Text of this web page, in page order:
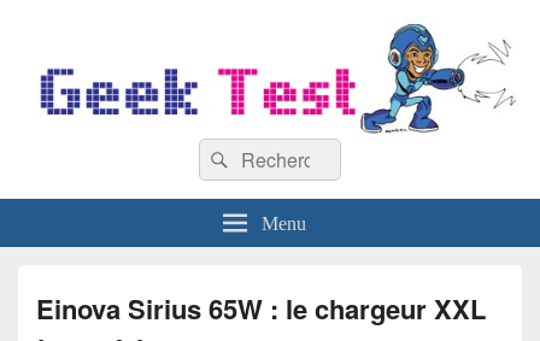
Recherche :
Rechercher
Menu
Einova Sirius 65W : le chargeur XXL